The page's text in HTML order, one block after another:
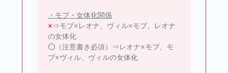
・モブ・女体化関係
×⇒モブ×レオナ、ヴィル×モブ、レオナ
の女体化
〇 （注意書き必須）⇒レオナ×モブ、モ
ブ×ヴィル、ヴィルの女体化